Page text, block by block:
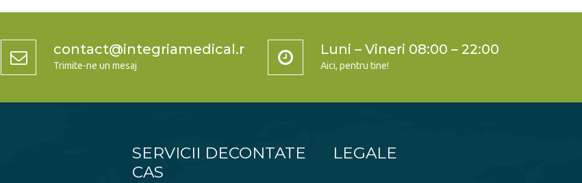
contact@integriamedical.ro
Trimite-ne un mesaj
Luni – Vineri 08:00 – 22:00
Aici, pentru tine!
SERVICII DECONTATE
CAS
LEGALE